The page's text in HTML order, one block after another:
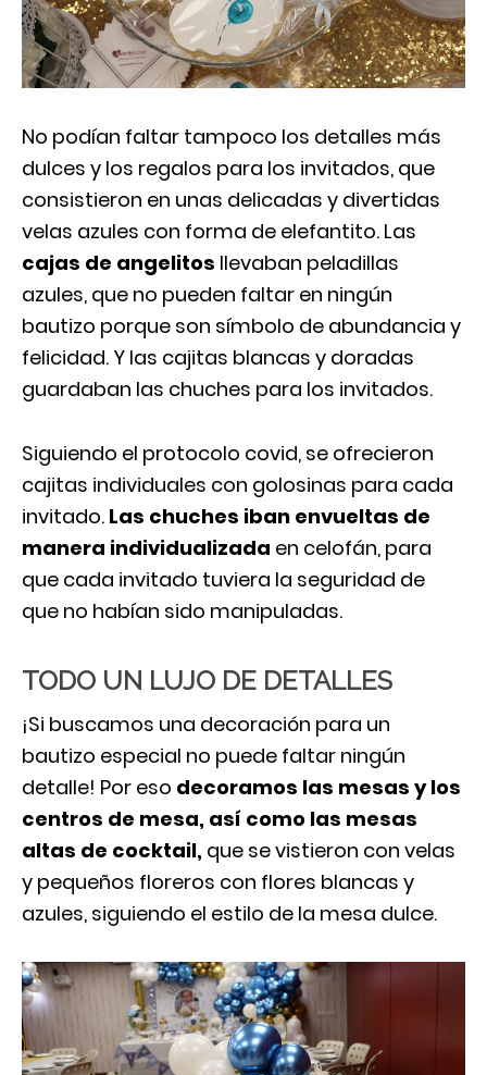
No podían faltar tampoco los detalles más
dulces y los regalos para los invitados, que
consistieron en unas delicadas y divertidas
velas azules con forma de elefantito. Las
cajas de angelitos llevaban peladillas
azules, que no pueden faltar en ningún
bautizo porque son símbolo de abundancia y
felicidad. Y las cajitas blancas y doradas
guardaban las chuches para los invitados.
Siguiendo el protocolo covid, se ofrecieron
cajitas individuales con golosinas para cada
invitado. Las chuches iban envueltas de
manera individualizada en celofán, para
que cada invitado tuviera la seguridad de
que no habían sido manipuladas.
TODO UN LUJO DE DETALLES
¡Si buscamos una decoración para un
bautizo especial no puede faltar ningún
detalle! Por eso decoramos las mesas y los
centros de mesa, así como las mesas
altas de cocktail, que se vistieron con velas
y pequeños floreros con flores blancas y
azules, siguiendo el estilo de la mesa dulce.